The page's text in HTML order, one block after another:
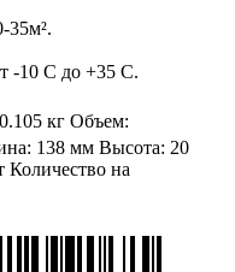
35м².
C до +35 C.
в описании
публичной
437 ГК РФ).
и
0.105 кг Объем:
138 мм Высота: 20
Количество на